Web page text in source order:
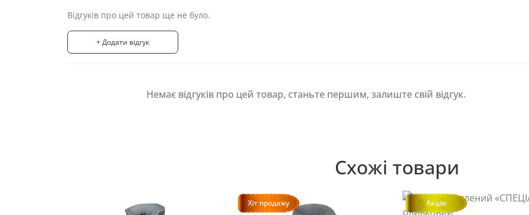
Відгуків про цей товар ще не було.
+ Додати відгук
Немає відгуків про цей товар, станьте першим, залиште свій відгук.
Схожі товари
Хіт продажу Акція